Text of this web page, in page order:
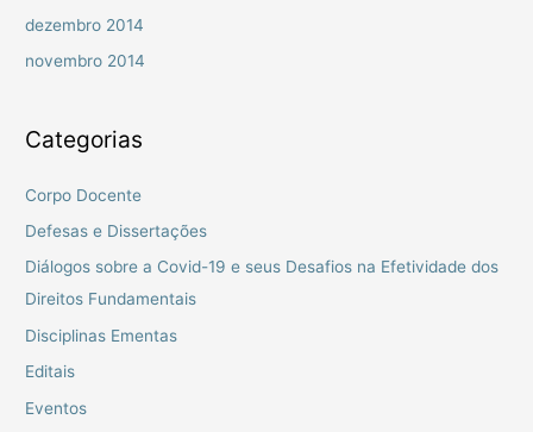
dezembro 2014
novembro 2014
Categorias
Corpo Docente
Defesas e Dissertações
Diálogos sobre a Covid-19 e seus Desafios na Efetividade dos
Direitos Fundamentais
Disciplinas Ementas
Editais
Eventos